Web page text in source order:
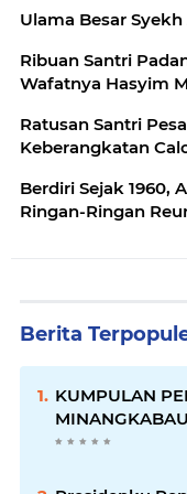
Ulama Besar
Ribuan Santri
Wafatnya Hasyim
Ratusan Santri
Keberangkatan
Berdiri Sejak 1960,
Ringan-Ringan
Berita
KUMPULAN